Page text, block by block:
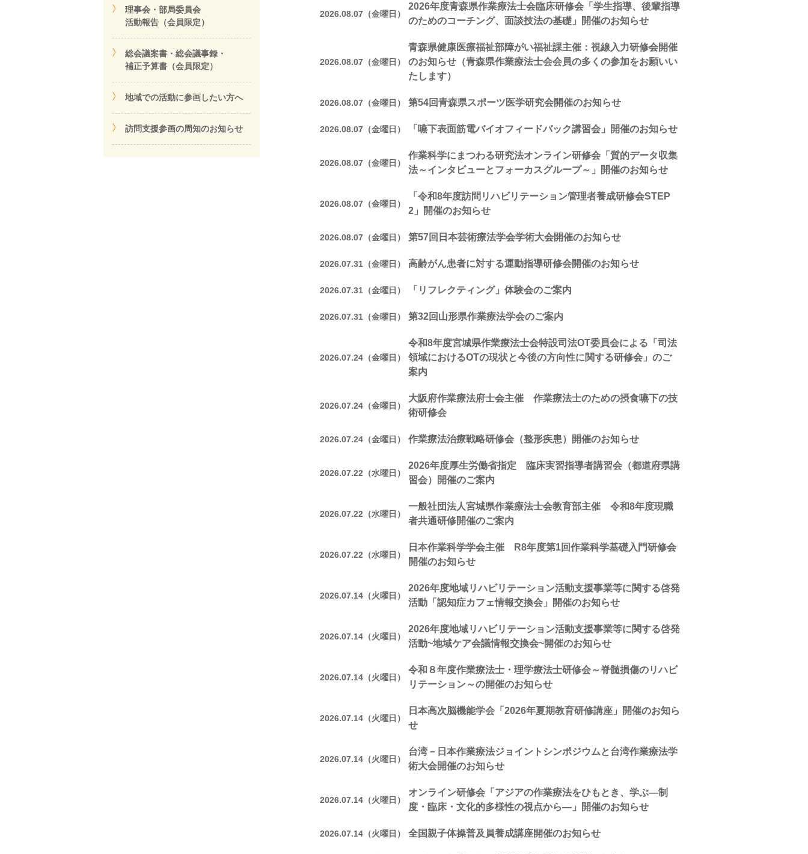
2026.08.07（金曜日）
2026年度青森県作業療法士会臨床研修会「学生指導、後輩指導
のためのコーチング、面談技法の基礎」開催のお知らせ
2026.08.07（金曜日）
青森県健康医療福祉部障がい福祉課主催：視線入力研修会開催
のお知らせ（青森県作業療法士会会員の多くの参加をお願いい
たします）
2026.08.07（金曜日） 第54回青森県スポーツ医学研究会開催のお知らせ
2026.08.07（金曜日） 「嚥下表面筋電バイオフィードバック講習会」開催のお知らせ
2026.08.07（金曜日）
作業科学にまつわる研究法オンライン研修会「質的データ収集
法～インタビューとフォーカスグループ～」開催のお知らせ
2026.08.07（金曜日）
「令和8年度訪問リハビリテーション管理者養成研修会STEP
2」開催のお知らせ
2026.08.07（金曜日） 第57回日本芸術療法学会学術大会開催のお知らせ
2026.07.31（金曜日） 高齢がん患者に対する運動指導研修会開催のお知らせ
2026.07.31（金曜日） 「リフレクティング」体験会のご案内
2026.07.31（金曜日） 第32回山形県作業療法学会のご案内
2026.07.24（金曜日）
令和8年度宮城県作業療法士会特設司法OT委員会による「司法
領域におけるOTの現状と今後の方向性に関する研修会」のご
案内
2026.07.24（金曜日）
大阪府作業療法府士会主催 作業療法士のための摂食嚥下の技
術研修会
2026.07.24（金曜日） 作業療法治療戦略研修会（整形疾患）開催のお知らせ
2026.07.22（水曜日）
2026年度厚生労働省指定 臨床実習指導者講習会（都道府県講
習会）開催のご案内
2026.07.22（水曜日）
一般社団法人宮城県作業療法士会教育部主催 令和8年度現職
者共通研修開催のご案内
2026.07.22（水曜日）
日本作業科学学会主催 R8年度第1回作業科学基礎入門研修会
開催のお知らせ
2026.07.14（火曜日）
2026年度地域リハビリテーション活動支援事業等に関する啓発
活動「認知症カフェ情報交換会」開催のお知らせ
2026.07.14（火曜日）
2026年度地域リハビリテーション活動支援事業等に関する啓発
活動~地域ケア会議情報交換会~開催のお知らせ
2026.07.14（火曜日）
令和８年度作業療法士・理学療法士研修会～脊髄損傷のリハビ
リテーション～の開催のお知らせ
2026.07.14（火曜日）
日本高次脳機能学会「2026年夏期教育研修講座」開催のお知ら
せ
2026.07.14（火曜日）
台湾－日本作業療法ジョイントシンポジウムと台湾作業療法学
術大会開催のお知らせ
2026.07.14（火曜日）
オンライン研修会「アジアの作業療法をひもとき、学ぶ―制
度・臨床・文化的多様性の視点から―」開催のお知らせ
2026.07.14（火曜日） 全国親子体操普及員養成講座開催のお知らせ
理事会・部局委員会
活動報告（会員限定）
総会議案書・総会議事録・
補正予算書（会員限定）
地域での活動に参画したい方へ
訪問支援参画の周知のお知らせ